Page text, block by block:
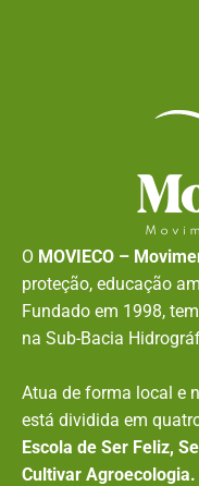
O MOVIECO –
proteção, educação
Fundado em 1998,
na Sub-Bacia
Atua de forma local e
está dividida em
Escola de Ser Feliz,
Cultivar Agroecologia.